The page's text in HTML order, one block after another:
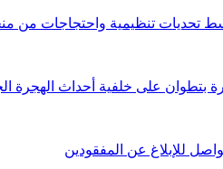
تحديات تنظيمية واحتجاجات من
على خلفية أحداث الهجرة
للإبلاغ عن المفقودين